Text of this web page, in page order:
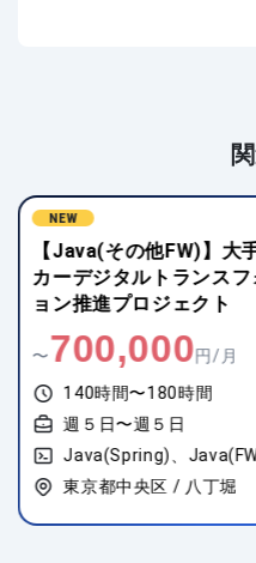
NEW
【Java(その他FW)】大
カーデジタルトランス
ョン推進プロジェクト
〜700,000円/月
140時間〜180時間
週５日〜週５日
Java(Spring)、
東京都中央区 / 八丁堀